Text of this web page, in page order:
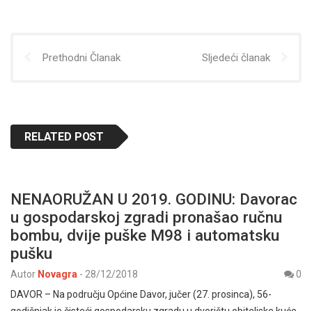
Prethodni Članak Sljedeći članak
RELATED POST
NENAORUŽAN U 2019. GODINU: Davorac
u gospodarskoj zgradi pronašao ručnu
bombu, dvije puške M98 i automatsku
pušku
Autor Novagra - 28/12/2018
0
DAVOR – Na području Općine Davor, jučer (27. prosinca), 56-